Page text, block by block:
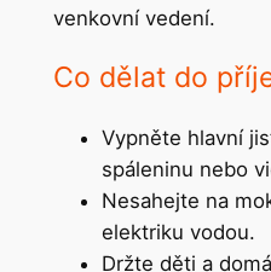
venkovní vedení.
Co dělat do
Vypněte hlavní
spáleninu nebo
Nesahejte na
elektriku vodou.
Držte děti a